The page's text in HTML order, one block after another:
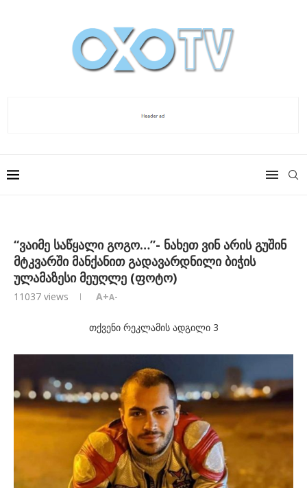
“ვაიმე საწყალი გოგო…”- ნახეთ ვინ არის გუშინ
მტკვარში მანქანით გადავარდნილი ბიჭის
ულამაზესი მეუღლე (ფოტო)
11037 views A+A-
თქვენი რეკლამის ადგილი 3